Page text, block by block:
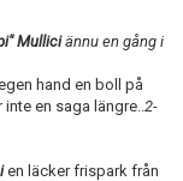
Mulliciännu en gång i
hand en boll på
en saga längre..2-
en läcker frispark från